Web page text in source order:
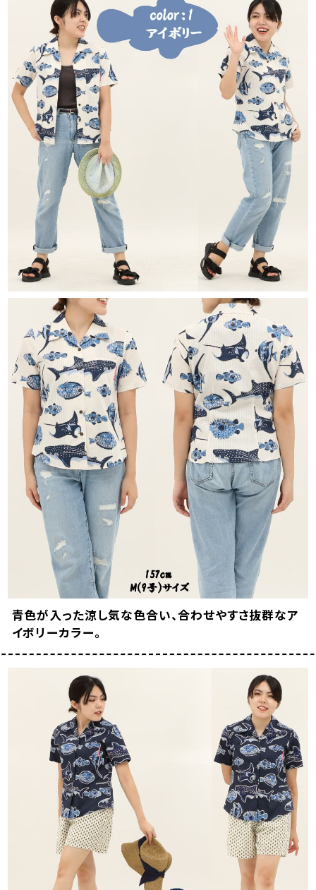
青色が入った涼し気な色合い、合わせやすさ抜群なア
イボリーカラー。